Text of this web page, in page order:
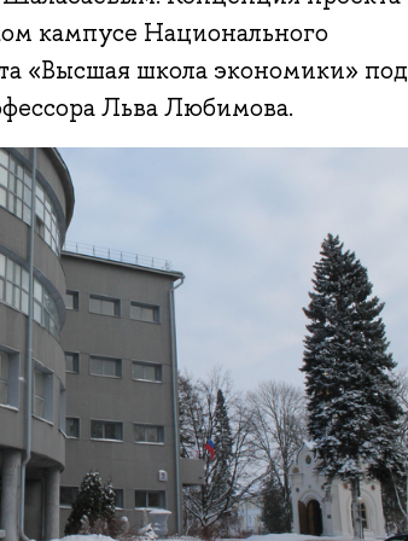
кампусе Национального
«Высшая школа экономики» под
Льва Любимова.